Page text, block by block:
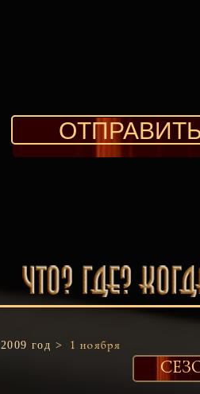
2009 год > 1 ноября